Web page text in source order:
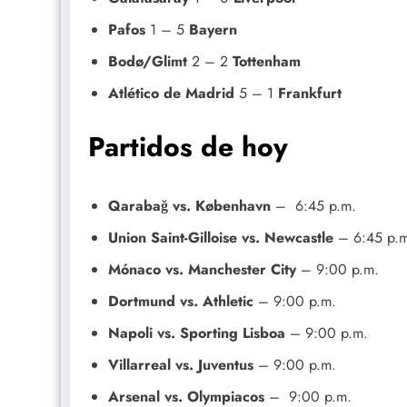
Pafos 1 – 5 Bayern
Bodø/Glimt 2 – 2 Tottenham
Atlético de Madrid 5 – 1 Frankfurt
Partidos de hoy
Qarabağ vs. København – 6:45 p.m.
Union Saint-Gilloise vs. Newcastle – 6:45
Mónaco vs. Manchester City– 9:00 p.m.
Dortmund vs. Athletic – 9:00 p.m.
Napoli vs. Sporting Lisboa – 9:00 p.m.
Villarreal vs. Juventus – 9:00 p.m.
Arsenal vs. Olympiacos – 9:00 p.m.